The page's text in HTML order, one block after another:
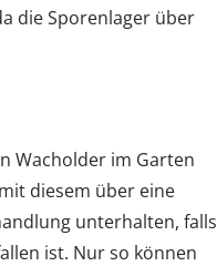
die Sporenlager über
Wacholder im Garten
diesem über eine
unterhalten, falls
ist. Nur so können